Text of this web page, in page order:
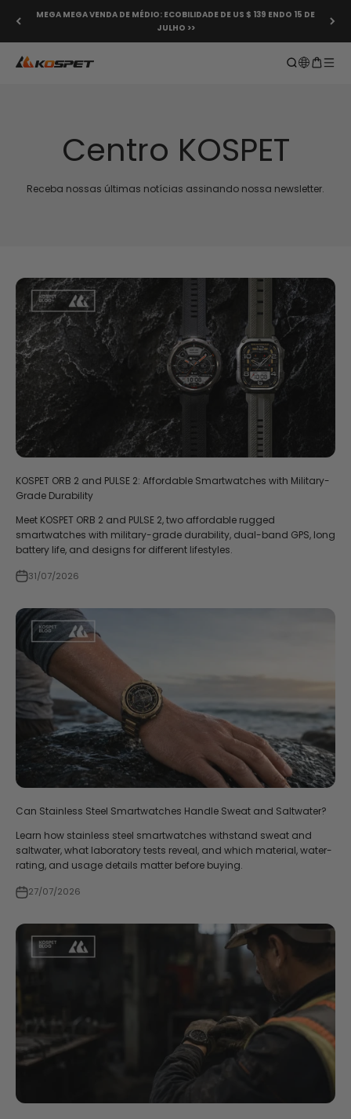
MEGA MEGA VENDA DE MÉDIO: ECOBILIDADE DE US $ 139 ENDO 15 DE
JULHO >>
KOSPET Smartwatch Online Shop Abrir Abrir
Centro KOSPET
Receba nossas últimas notícias assinando nossa newsletter.
KOSPET ORB 2 and PULSE 2: Affordable Smartwatches with Military-
Grade Durability
Meet KOSPET ORB 2 and PULSE 2, two affordable rugged
smartwatches with military-grade durability, dual-band GPS, long
battery life, and designs for different lifestyles.
31/07/2026
Can Stainless Steel Smartwatches Handle Sweat and Saltwater?
Learn how stainless steel smartwatches withstand sweat and
saltwater, what laboratory tests reveal, and which material, water-
rating, and usage details matter before buying.
27/07/2026